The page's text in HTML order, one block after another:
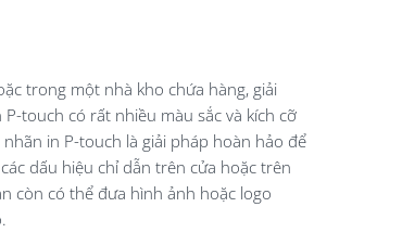
trong một nhà kho chứa hàng, giải
touch có rất nhiều màu sắc và kích cỡ
in P-touch là giải pháp hoàn hảo để
dấu hiệu chỉ dẫn trên cửa hoặc trên
còn có thể đưa hình ảnh hoặc logo